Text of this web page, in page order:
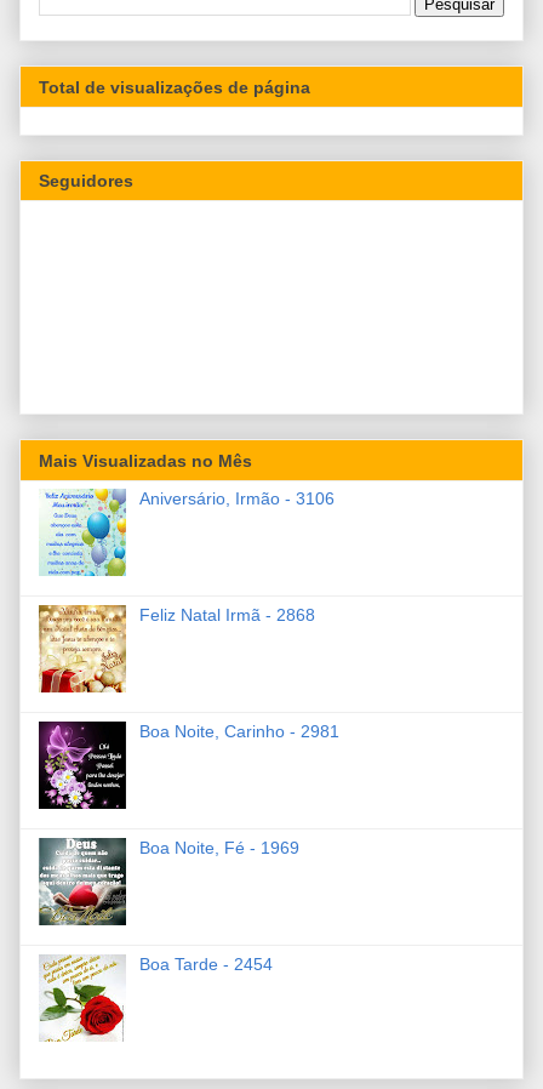
Total de visualizações de página
Seguidores
Mais Visualizadas no Mês
Aniversário, Irmão - 3106
Feliz Natal Irmã - 2868
Boa Noite, Carinho - 2981
Boa Noite, Fé - 1969
Boa Tarde - 2454